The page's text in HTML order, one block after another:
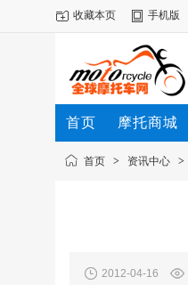
收藏本页 手机版
首页 摩托商城
动态首页 > 资讯中心 >
2012-04-16